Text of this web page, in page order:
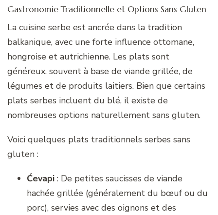
Gastronomie Traditionnelle et Options Sans Gluten
La cuisine serbe est ancrée dans la tradition
balkanique, avec une forte influence ottomane,
hongroise et autrichienne. Les plats sont
généreux, souvent à base de viande grillée, de
légumes et de produits laitiers. Bien que certains
plats serbes incluent du blé, il existe de
nombreuses options naturellement sans gluten.
Voici quelques plats traditionnels serbes sans
gluten :
Ćevapi : De petites saucisses de viande
hachée grillée (généralement du bœuf ou du
porc), servies avec des oignons et des